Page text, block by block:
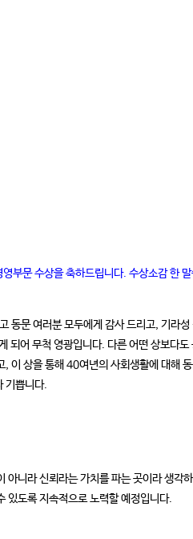
부문 수상을 축하드립니다. 수상소감 한
동문 여러분 모두에게 감사 드리고, 기라성
되어 무척 영광입니다. 다른 어떤 상보다도
, 이 상을 통해 40여년의 사회생활에 대해
기쁩니다.
아니라 신뢰라는 가치를 파는 곳이라 생각
있도록 지속적으로 노력할 예정입니다.